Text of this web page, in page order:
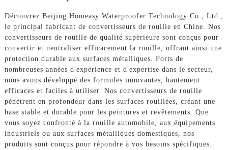
Découvrez Beijing Homeasy Waterproofer Technology Co., Ltd.,
le principal fabricant de convertisseurs de rouille en Chine. Nos
convertisseurs de rouille de qualité supérieure sont conçus pour
convertir et neutraliser efficacement la rouille, offrant ainsi une
protection durable aux surfaces métalliques. Forts de
nombreuses années d'expérience et d'expertise dans le secteur,
nous avons développé des formules innovantes, hautement
efficaces et faciles à utiliser. Nos convertisseurs de rouille
pénètrent en profondeur dans les surfaces rouillées, créant une
base stable et durable pour les peintures et revêtements. Que
vous soyez confronté à la rouille automobile, aux équipements
industriels ou aux surfaces métalliques domestiques, nos
produits sont conçus pour répondre à vos besoins spécifiques.